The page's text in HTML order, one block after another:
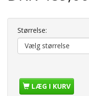
Størrelse:
LÆG I KURV